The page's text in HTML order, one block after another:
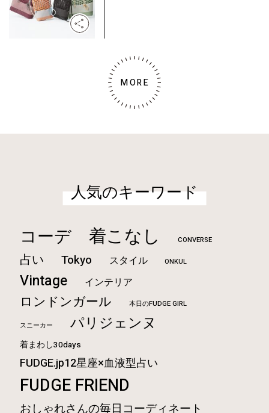
MORE
人気のキーワード
コーデ 着こなし CONVERSE
占い Tokyo スタイル ONKUL
Vintage インテリア
ロンドンガール 本日のFUDGE GIRL
スニーカー パリジェンヌ
着まわし30days
FUDGE.jp12星座×血液型占い
FUDGE FRIEND
おしゃれさんの毎日コーディネート